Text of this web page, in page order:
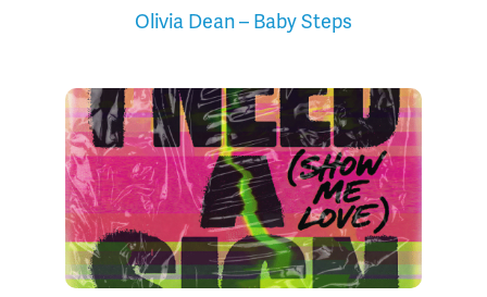
Olivia Dean – Baby Steps